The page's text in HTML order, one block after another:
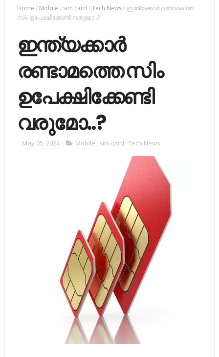
Home / Mobile / sim card /Tech News/ ഇന്ത്യക്കാർ രണ്ടാമത്തെ
സിം ഉപേക്ഷിക്കേണ്ടി വരുമോ..?
ഇന്ത്യക്കാർ
രണ്ടാമത്തെ സിം
ഉപേക്ഷിക്കേണ്ടി
വരുമോ..?
May 05, 2024 Mobile, sim card, Tech News